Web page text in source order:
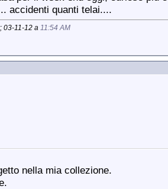
accidenti quanti telai....
03-11-12 a 11:54 AM
nella mia collezione.